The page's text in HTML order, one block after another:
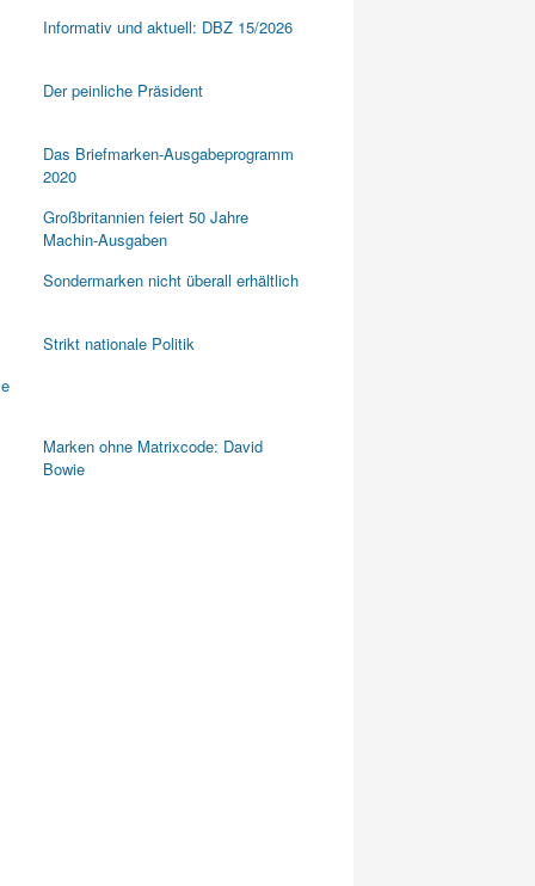
Informativ und aktuell: DBZ 15/2026
Der peinliche Präsident
Das Briefmarken-Ausgabeprogramm
2020
Großbritannien feiert 50 Jahre
Machin-Ausgaben
Sondermarken nicht überall erhältlich
Strikt nationale Politik
Marken ohne Matrixcode: David
Bowie